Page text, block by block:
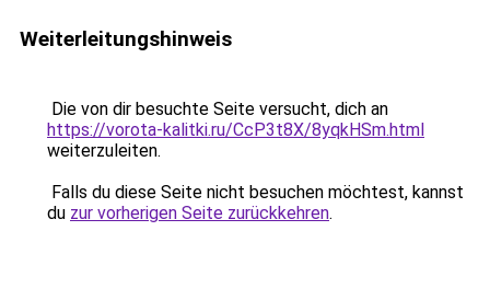
Weiterleitungshinweis
Die von dir besuchte Seite versucht, dich an
https://vorota-kalitki.ru/CcP3t8X/8yqkHSm.html
weiterzuleiten.
Falls du diese Seite nicht besuchen möchtest, kannst
du zur vorherigen Seite zurückkehren.